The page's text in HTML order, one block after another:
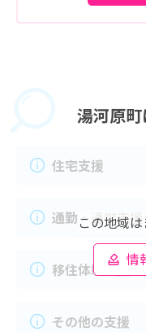
湯河原町
この地域
情
住宅支援
通勤・通学支援
移住体験支援
その他の支援